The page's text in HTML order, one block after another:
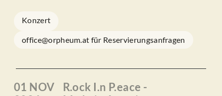
Konzert
office@orpheum.at für Reservierungsanfragen
01 NOV
R.ock I.n P.eace -